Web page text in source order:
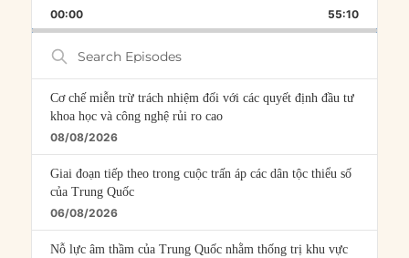
RATE
FORWARD
00:00 55:10
Search
Episodes
Cơ chế miễn trừ trách nhiệm đối với các quyết định đầu tư
khoa học và công nghệ rủi ro cao
08/08/2026
Giai đoạn tiếp theo trong cuộc trấn áp các dân tộc thiểu số
của Trung Quốc
06/08/2026
Nỗ lực âm thầm của Trung Quốc nhằm thống trị khu vực